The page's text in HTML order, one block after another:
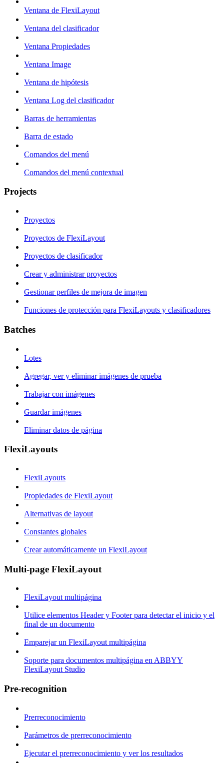
Ventana de FlexiLayout
Ventana del clasificador
Ventana Propiedades
Ventana Image
Ventana de hipótesis
Ventana Log del clasificador
Barras de herramientas
Barra de estado
Comandos del menú
Comandos del menú contextual
Projects
Proyectos
Proyectos de FlexiLayout
Proyectos de clasificador
Crear y administrar proyectos
Gestionar perfiles de mejora de imagen
Funciones de protección para FlexiLayouts y clasificadores
Batches
Lotes
Agregar, ver y eliminar imágenes de prueba
Trabajar con imágenes
Guardar imágenes
Eliminar datos de página
FlexiLayouts
FlexiLayouts
Propiedades de FlexiLayout
Alternativas de layout
Constantes globales
Crear automáticamente un FlexiLayout
Multi-page FlexiLayout
FlexiLayout multipágina
Utilice elementos Header y Footer para detectar el inicio y el
final de un documento
Emparejar un FlexiLayout multipágina
Soporte para documentos multipágina en ABBYY
FlexiLayout Studio
Pre-recognition
Prerreconocimiento
Parámetros de prerreconocimiento
Ejecutar el prerreconocimiento y ver los resultados